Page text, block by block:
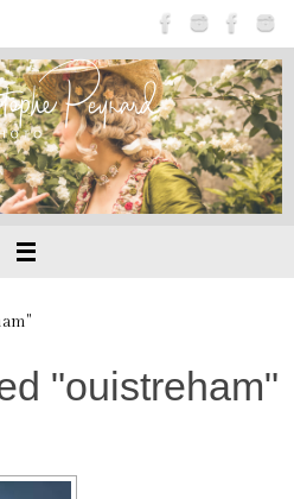
"ouistreham"